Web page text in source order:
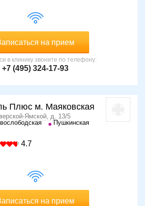
на прием
в клинику звоните по телефону:
+7 (495) 324-17-93
Плюс м. Маяковская
Ямской, д. 13/5
Пушкинская
4.7
на прием